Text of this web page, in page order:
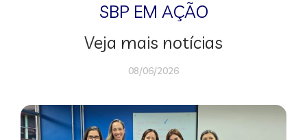
SBP EM AÇÃO
Veja mais notícias
08/06/2026